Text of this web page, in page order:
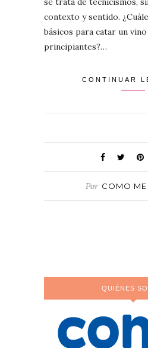
contexto y sentido.
básicos para catar un
principiantes?…
CONTINUAR
Por COMO ME
QUIÉNES